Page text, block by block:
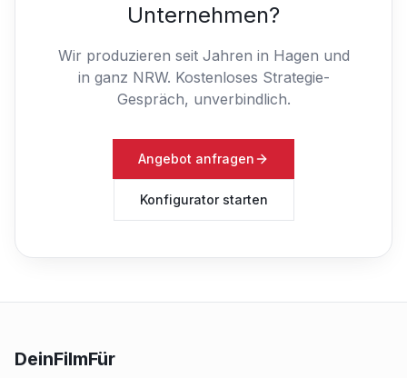
Unternehmen?
Wir produzieren seit Jahren in Hagen und
in ganz NRW. Kostenloses Strategie-
Gespräch, unverbindlich.
Angebot anfragen
Konfigurator starten
DeinFilmFür